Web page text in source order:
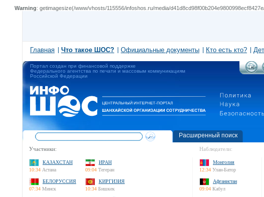
Warning: getimagesize(/www/vhosts/115556/infoshos.ru/media/
Главная Что такое ШОС? Официальные документы Кто есть кто?
Портал создан при финансовой поддержке
Федерального агентства по печати и массовым коммуникациям
Российской Федерации
Расширенный поиск
Участники:
КАЗАХСТАН
10:34 Астана
ИРАН
09:04 Тегеран
БЕЛОРУССИЯ
07:34 Минск
КИРГИЗИЯ
10:34 Бишкек
Наблюдатели:
Монголия
12:34 Улан-Батор
Афганистан
09:04 Кабул